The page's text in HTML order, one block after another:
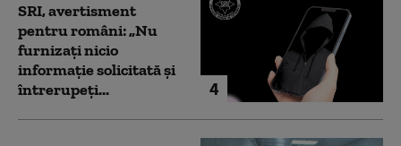
4
SRI, avertisment
pentru români: „Nu
furnizați nicio
informație solicitată și
întrerupeți...